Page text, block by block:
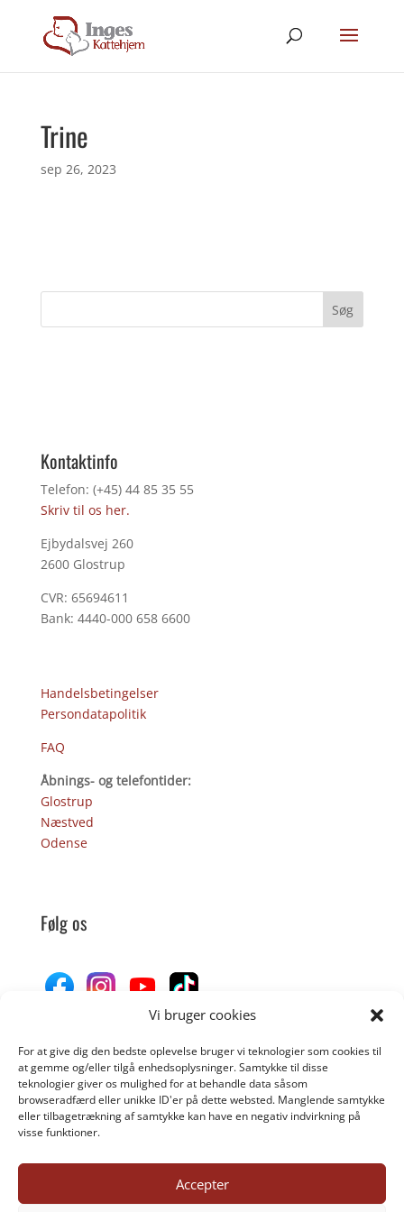
Vi bruger cookies
For at give dig den bedste oplevelse bruger vi teknologier som cookies til
at gemme og/eller tilgå enhedsoplysninger. Samtykke til disse
teknologier giver os mulighed for at behandle data såsom
browseradfærd eller unikke ID'er på dette websted. Manglende samtykke
eller tilbagetrækning af samtykke kan have en negativ indvirkning på
visse funktioner.
Accepter
Trine
sep 26, 2023
Kontaktinfo
Telefon: (+45) 44 85 35 55
Skriv til os her.
Ejbydalsvej 260
2600 Glostrup
CVR: 65694611
Bank: 4440-000 658 6600
Handelsbetingelser
Persondatapolitik
FAQ
Åbnings- og telefontider:
Glostrup
Næstved
Odense
Følg os
Donér til Inges Kattehjem
DONÉR